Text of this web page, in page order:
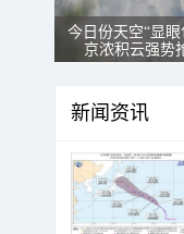
今日份天空“显眼
京浓积云强势
新闻资讯